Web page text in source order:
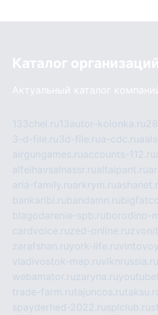
Каталог организаций
Актуальный каталог
133chel.ru13autor-kolonka.ru
3-d-file.ru3d-file.rua-cdc.ru
airgungames.ruaccounts-112.ru
alfeihavsalnassr.rualtaipant.ru
aria-family.ruarkrym.ru
bankaribi.rubandamn.ru
blagodarenie-spb.ruborodino-
cardvoice.ruzed-online.ru
zarafshan.ruyork-life.ru
vladivostok-map.ruvlknrussia.ru
webamator.ruzaryna.ru
trade-farm.rutajuncos.ru
spayderhed-2022.rusplclub.ru